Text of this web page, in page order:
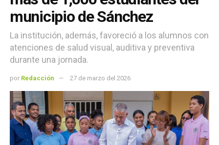
municipio de Sánchez
La institución, además, favoreció a los alumnos con
atenciones de salud visual, auditiva y preventiva
durante una jornada.
por Redacción 27 de marzo del 2026